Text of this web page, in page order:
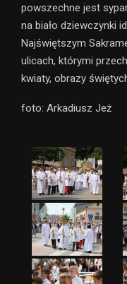
powszechne jest
na biało dziewczynki
Najświętszym
ulicach, którymi
kwiaty, obrazy
foto: Arkadiusz Jeż